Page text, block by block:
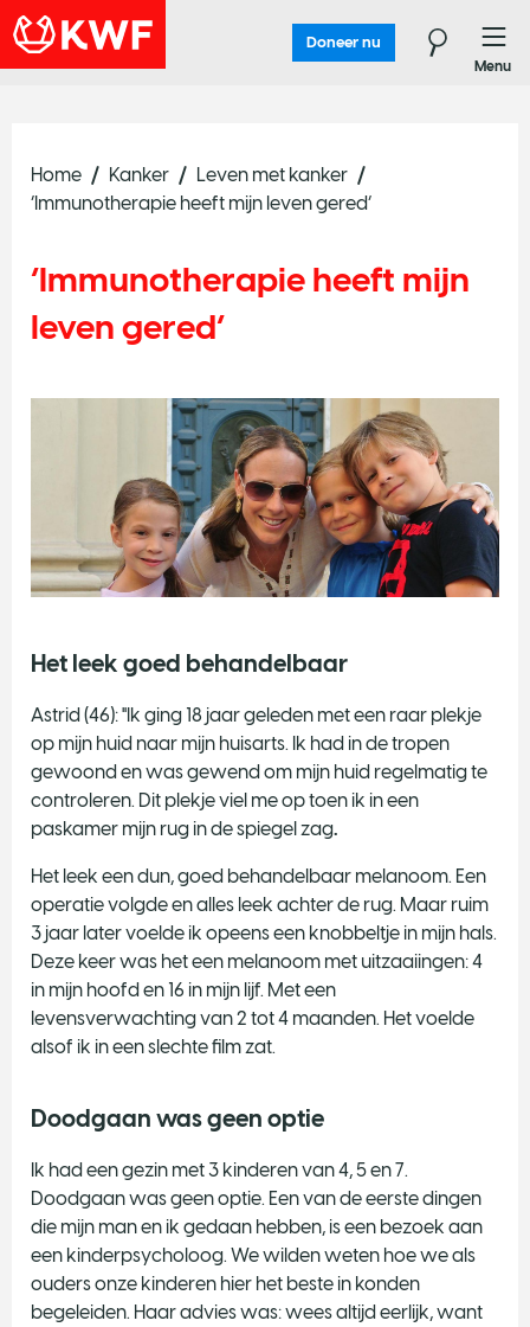
Doneer nu
Menu
Home Kanker
Leven met kanker
‘Immunotherapie heeft mijn leven gered’
‘Immunotherapie heeft mijn
leven gered’
Het leek goed behandelbaar
Astrid (46): "Ik ging 18 jaar geleden met een raar plekje
op mijn huid naar mijn huisarts. Ik had in de tropen
gewoond en was gewend om mijn huid regelmatig te
controleren. Dit plekje viel me op toen ik in een
paskamer mijn rug in de spiegel zag.
Het leek een dun, goed behandelbaar melanoom. Een
operatie volgde en alles leek achter de rug. Maar ruim
3 jaar later voelde ik opeens een knobbeltje in mijn hals.
Deze keer was het een melanoom met uitzaaiingen: 4
in mijn hoofd en 16 in mijn lijf. Met een
levensverwachting van 2 tot 4 maanden. Het voelde
alsof ik in een slechte film zat.
Doodgaan was geen optie
Ik had een gezin met 3 kinderen van 4, 5 en 7.
Doodgaan was geen optie. Een van de eerste dingen
die mijn man en ik gedaan hebben, is een bezoek aan
een kinderpsycholoog. We wilden weten hoe we als
ouders onze kinderen hier het beste in konden
begeleiden. Haar advies was: wees altijd eerlijk, want